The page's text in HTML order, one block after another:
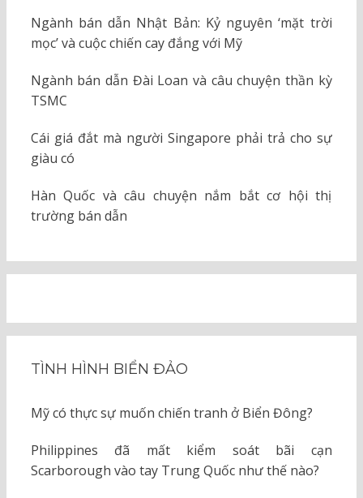
Ngành bán dẫn Nhật Bản: Kỷ nguyên ‘mặt trời
mọc’ và cuộc chiến cay đắng với Mỹ
Ngành bán dẫn Đài Loan và câu chuyện thần kỳ
TSMC
Cái giá đắt mà người Singapore phải trả cho sự
giàu có
Hàn Quốc và câu chuyện nắm bắt cơ hội thị
trường bán dẫn
TÌNH HÌNH BIỂN ĐẢO
Mỹ có thực sự muốn chiến tranh ở Biển Đông?
Philippines đã mất kiểm soát bãi cạn
Scarborough vào tay Trung Quốc như thế nào?